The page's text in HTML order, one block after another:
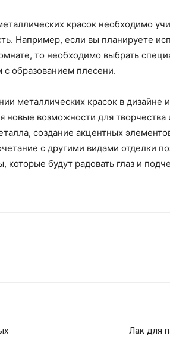
красок необходимо
Например, если вы планируете
то необходимо выбрать
образованием плесени.
металлических красок в дизайне
новые возможности для
создание акцентных
с другими видами отделки
будут радовать глаз и
Лак для